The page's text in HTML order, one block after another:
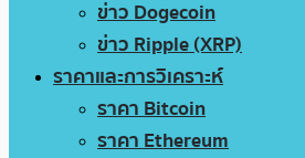
ข่าว Dogecoin
ข่าว Ripple (XRP)
ราคาและการวิเคราะห์
ราคา Bitcoin
ราคา Ethereum